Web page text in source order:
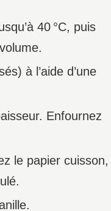
40 °C, puis
à l’aide d’une
Enfournez
le papier cuisson,